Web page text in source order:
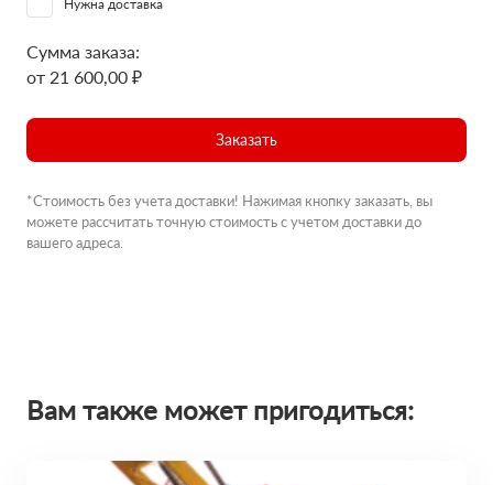
Нужна доставка
Сумма заказа:
от 21 600,00 ₽
Заказать
*Стоимость без учета доставки! Нажимая кнопку заказать, вы
можете рассчитать точную стоимость с учетом доставки до
вашего адреса.
Вам также может пригодиться: